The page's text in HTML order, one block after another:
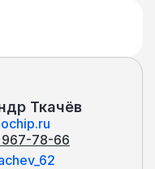
Ткачёв
78-66